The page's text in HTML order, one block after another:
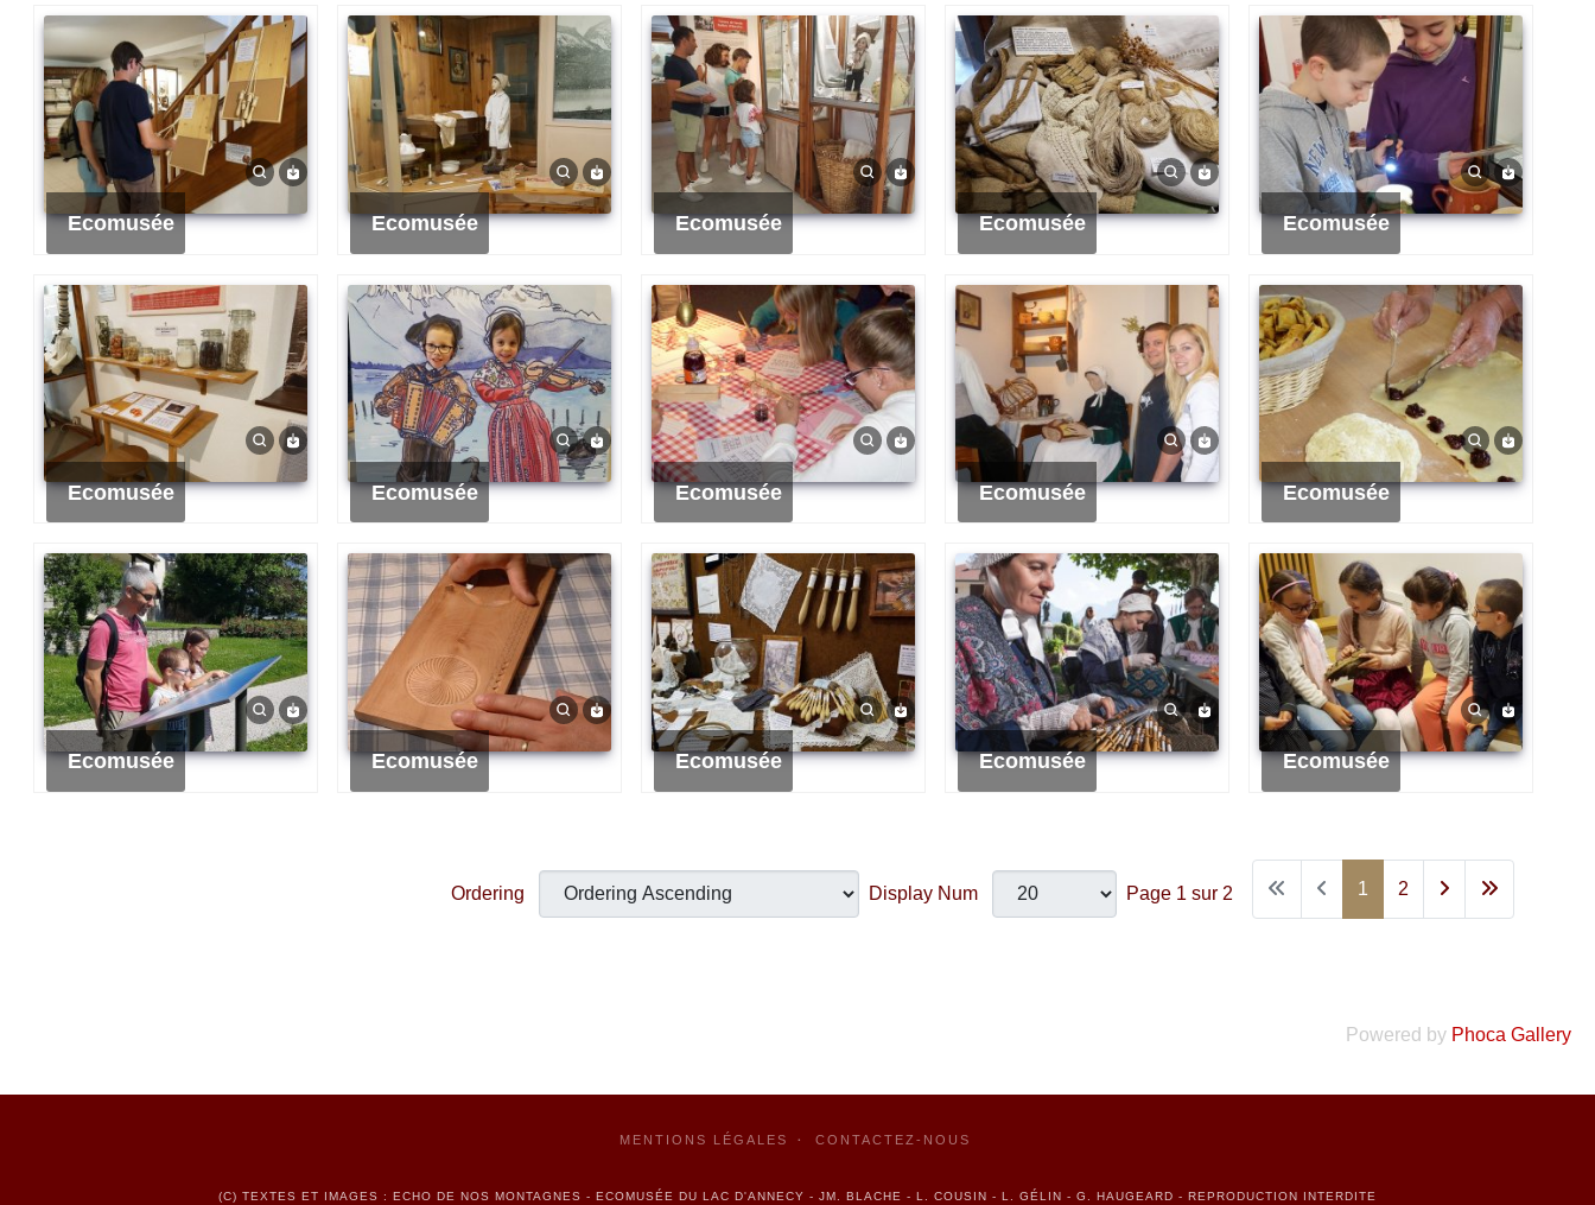
Ecomusée Ecomusée Ecomusée Ecomusée Ecomusée
Ecomusée Ecomusée Ecomusée Ecomusée Ecomusée
Ecomusée Ecomusée Ecomusée Ecomusée Ecomusée
Ordering Display Num Page 1 sur 2 1 2
Powered by Phoca Gallery
MENTIONS LÉGALES CONTACTEZ-NOUS
(C) TEXTES ET IMAGES : ECHO DE NOS MONTAGNES - ECOMUSÉE DU LAC D'ANNECY - JM. BLACHE - L. COUSIN - L. GÉLIN - G. HAUGEARD - REPRODUCTION INTERDITE